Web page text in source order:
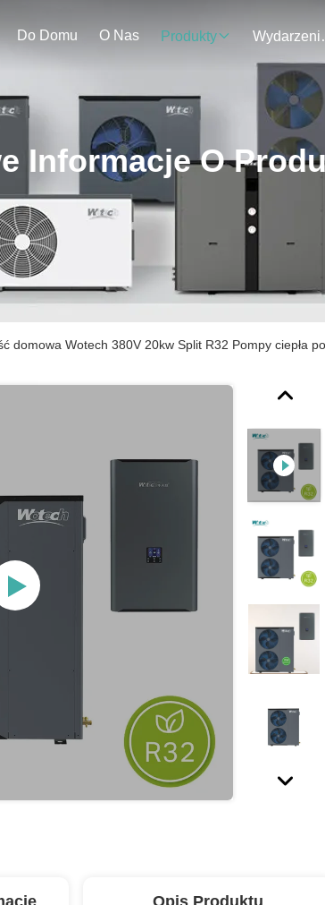
Do Domu O Nas Produkty
Informacje O
domowa Wotech 380V 20kw Split R32 Pompy ciepła
Opis Produktu